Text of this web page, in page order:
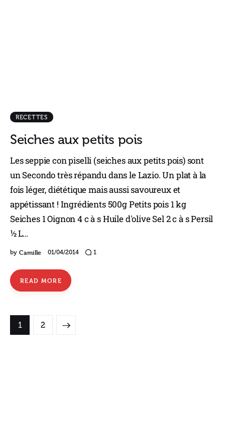
RECETTES
Seiches aux petits pois
Les seppie con piselli (seiches aux petits pois) sont
un Secondo très répandu dans le Lazio. Un plat à la
fois léger, diététique mais aussi savoureux et
appétissant ! Ingrédients 500g Petits pois 1 kg
Seiches 1 Oignon 4 c à s Huile d'olive Sel 2 c à s Persil
½ L…
by Camille 01/04/2014 1
READ MORE
1 2